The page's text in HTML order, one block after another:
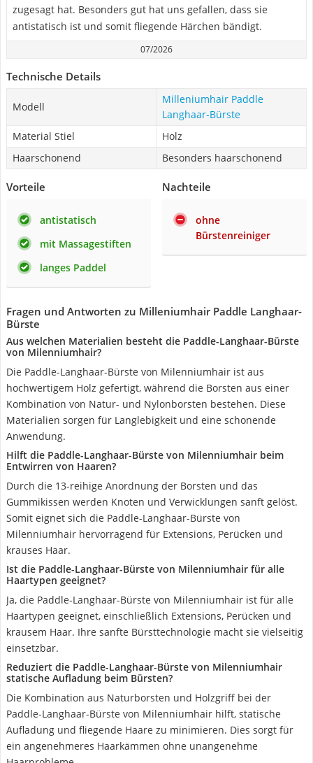
zugesagt hat. Besonders gut hat uns gefallen, dass sie
antistatisch ist und somit fliegende Härchen bändigt.
07/2026
Technische Details
Modell
Milleniumhair Paddle
Langhaar-Bürste
Material Stiel
Holz
Haarschonend
Besonders haarschonend
Vorteile
antistatisch
mit Massagestiften
langes Paddel
Nachteile
ohne
Bürstenreiniger
Fragen und Antworten zu Milleniumhair Paddle Langhaar-
Bürste
Aus welchen Materialien besteht die Paddle-Langhaar-Bürste
von Milenniumhair?
Die Paddle-Langhaar-Bürste von Milenniumhair ist aus
hochwertigem Holz gefertigt, während die Borsten aus einer
Kombination von Natur- und Nylonborsten bestehen. Diese
Materialien sorgen für Langlebigkeit und eine schonende
Anwendung.
Hilft die Paddle-Langhaar-Bürste von Milenniumhair beim
Entwirren von Haaren?
Durch die 13-reihige Anordnung der Borsten und das
Gummikissen werden Knoten und Verwicklungen sanft gelöst.
Somit eignet sich die Paddle-Langhaar-Bürste von
Milenniumhair hervorragend für Extensions, Perücken und
krauses Haar.
Ist die Paddle-Langhaar-Bürste von Milenniumhair für alle
Haartypen geeignet?
Ja, die Paddle-Langhaar-Bürste von Milenniumhair ist für alle
Haartypen geeignet, einschließlich Extensions, Perücken und
krausem Haar. Ihre sanfte Bürsttechnologie macht sie vielseitig
einsetzbar.
Reduziert die Paddle-Langhaar-Bürste von Milenniumhair
statische Aufladung beim Bürsten?
Die Kombination aus Naturborsten und Holzgriff bei der
Paddle-Langhaar-Bürste von Milenniumhair hilft, statische
Aufladung und fliegende Haare zu minimieren. Dies sorgt für
ein angenehmeres Haarkämmen ohne unangenehme